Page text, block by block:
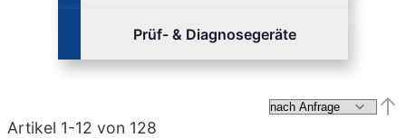
Prüf- & Diagnosegeräte
Artikel 1-12 von 128